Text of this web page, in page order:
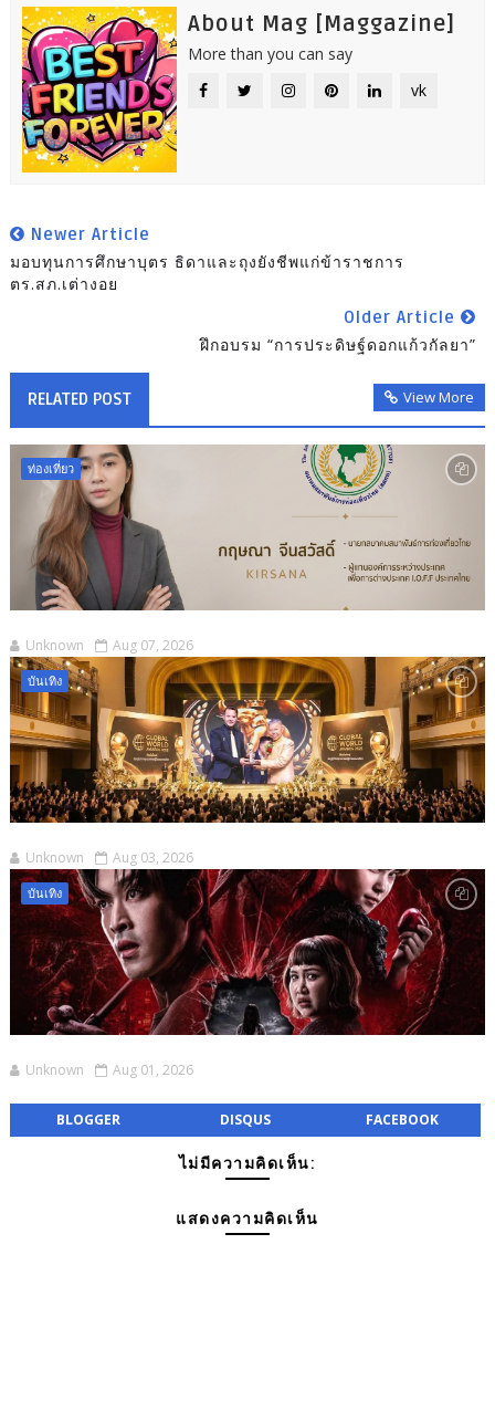
About Mag [Maggazine]
More than you can say
vk
Newer Article
มอบทุนการศึกษาบุตร ธิดาและถุงยังชีพแก่ข้าราชการ
ตร.สภ.เต่างอย
Older Article
ฝึกอบรม “การประดิษฐ์ดอกแก้วกัลยา”
RELATED POST View More
ท่องเที่ยว
Unknown Aug 07, 2026
บันเทิง
Unknown Aug 03, 2026
บันเทิง
Unknown Aug 01, 2026
BLOGGER DISQUS FACEBOOK
ไม่มีความคิดเห็น:
แสดงความคิดเห็น